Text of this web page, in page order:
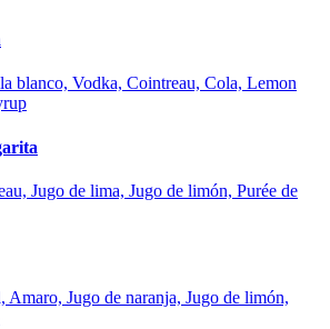
blanco, Vodka, Cointreau, Cola, Lemon
Jugo de lima, Jugo de limón, Purée de
Amaro, Jugo de naranja, Jugo de limón,